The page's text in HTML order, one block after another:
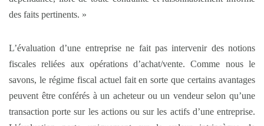
des faits pertinents. »
L’évaluation d’une entreprise ne fait pas intervenir des notions
fiscales reliées aux opérations d’achat/vente. Comme nous le
savons, le régime fiscal actuel fait en sorte que certains avantages
peuvent être conférés à un acheteur ou un vendeur selon qu’une
transaction porte sur les actions ou sur les actifs d’une entreprise.